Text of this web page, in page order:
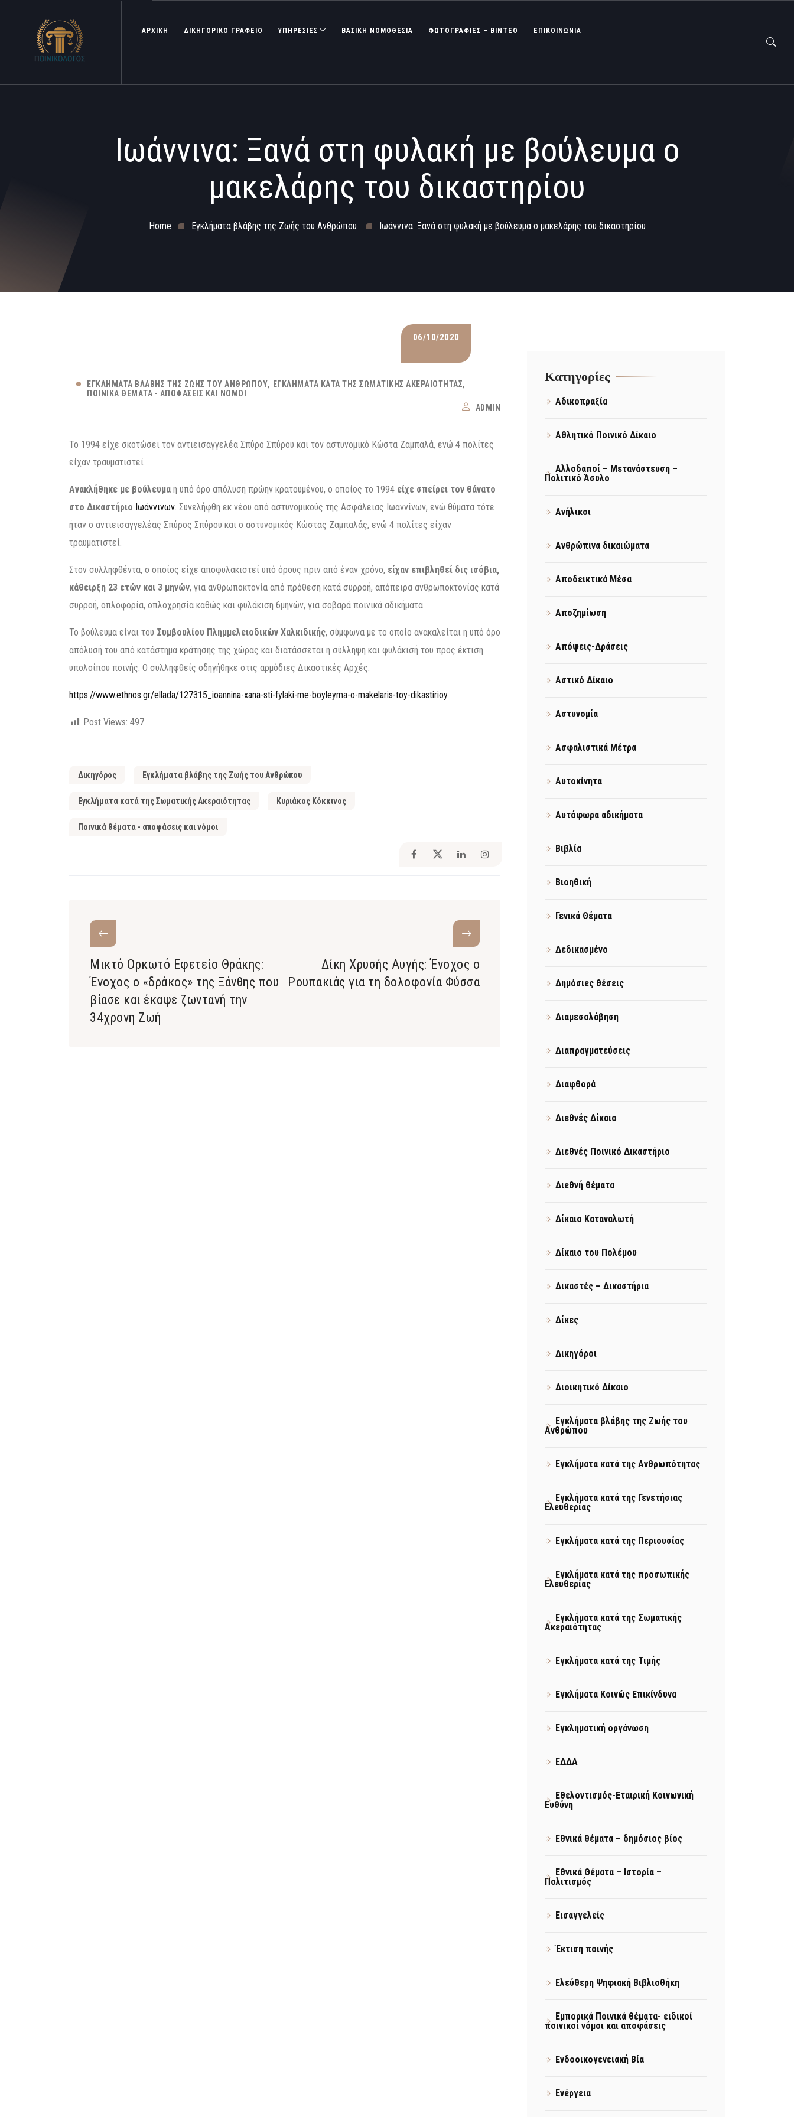
ΑΡΧΙΚΗ ΔΙΚΗΓΟΡΙΚΟ ΓΡΑΦΕΙΟ ΥΠΗΡΕΣΙΕΣ ΒΑΣΙΚΉ ΝΟΜΟΘΕΣΊΑ ΦΩΤΟΓΡΑΦΊΕΣ – ΒΊΝΤΕΟ ΕΠΙΚΟΙΝΩΝΙΑ
Ιωάννινα: Ξανά στη φυλακή με βούλευμα ο
μακελάρης του δικαστηρίου
Home Εγκλήματα βλάβης της Ζωής του Ανθρώπου Ιωάννινα: Ξανά στη φυλακή με βούλευμα ο μακελάρης του δικαστηρίου
06/10/2020
ΕΓΚΛΉΜΑΤΑ ΒΛΆΒΗΣ ΤΗΣ ΖΩΉΣ ΤΟΥ ΑΝΘΡΏΠΟΥ
ΕΓΚΛΉΜΑΤΑ ΚΑΤΆ ΤΗΣ ΣΩΜΑΤΙΚΉΣ ΑΚΕΡΑΙΌΤΗΤΑΣ
ΠΟΙΝΙΚΆ ΘΈΜΑΤΑ - ΑΠΟΦΆΣΕΙΣ ΚΑΙ ΝΌΜΟΙ
ADMIN
Το 1994 είχε σκοτώσει τον αντιεισαγγελέα Σπύρο Σπύρου και τον αστυνομικό Κώστα Ζαμπαλά, ενώ 4 πολίτες
είχαν τραυματιστεί
Ανακλήθηκε με βούλευμα η υπό όρο απόλυση πρώην κρατουμένου, ο οποίος το 1994 είχε σπείρει τον θάνατο
στο Δικαστήριο Ιωάννινων. Συνελήφθη εκ νέου από αστυνομικούς της Ασφάλειας Ιωαννίνων, ενώ θύματα τότε
ήταν ο αντιεισαγγελέας Σπύρος Σπύρου και ο αστυνομικός Κώστας Ζαμπαλάς, ενώ 4 πολίτες είχαν
τραυματιστεί.
Στον συλληφθέντα, ο οποίος είχε αποφυλακιστεί υπό όρους πριν από έναν χρόνο, είχαν επιβληθεί δις ισόβια,
κάθειρξη 23 ετών και 3 μηνών, για ανθρωποκτονία από πρόθεση κατά συρροή, απόπειρα ανθρωποκτονίας κατά
συρροή, οπλοφορία, οπλοχρησία καθώς και φυλάκιση 6μηνών, για σοβαρά ποινικά αδικήματα.
Το βούλευμα είναι του Συμβουλίου Πλημμελειοδικών Χαλκιδικής, σύμφωνα με το οποίο ανακαλείται η υπό όρο
απόλυσή του από κατάστημα κράτησης της χώρας και διατάσσεται η σύλληψη και φυλάκισή του προς έκτιση
υπολοίπου ποινής. Ο συλληφθείς οδηγήθηκε στις αρμόδιες Δικαστικές Αρχές.
https://www.ethnos.gr/ellada/127315_ioannina-xana-sti-fylaki-me-boyleyma-o-makelaris-toy-dikastirioy
Post Views: 497
Δικηγόρος Εγκλήματα βλάβης της Ζωής του Ανθρώπου
Εγκλήματα κατά της Σωματικής Ακεραιότητας Κυριάκος Κόκκινος
Ποινικά θέματα - αποφάσεις και νόμοι
Μικτό Ορκωτό Εφετείο Θράκης:
Ένοχος ο «δράκος» της Ξάνθης που
βίασε και έκαψε ζωντανή την
34χρονη Ζωή
Δίκη Χρυσής Αυγής: Ένοχος ο
Ρουπακιάς για τη δολοφονία Φύσσα
Kατηγορίες
Αδικοπραξία
Αθλητικό Ποινικό Δίκαιο
Αλλοδαποί – Μετανάστευση –
Πολιτικό Άσυλο
Ανήλικοι
Ανθρώπινα δικαιώματα
Αποδεικτικά Μέσα
Αποζημίωση
Απόψεις-Δράσεις
Αστικό Δίκαιο
Αστυνομία
Ασφαλιστικά Μέτρα
Αυτοκίνητα
Αυτόφωρα αδικήματα
Βιβλία
Βιοηθική
Γενικά Θέματα
Δεδικασμένο
Δημόσιες θέσεις
Διαμεσολάβηση
Διαπραγματεύσεις
Διαφθορά
Διεθνές Δίκαιο
Διεθνές Ποινικό Δικαστήριο
Διεθνή θέματα
Δίκαιο Καταναλωτή
Δίκαιο του Πολέμου
Δικαστές – Δικαστήρια
Δίκες
Δικηγόροι
Διοικητικό Δίκαιο
Εγκλήματα βλάβης της Ζωής του
Ανθρώπου
Εγκλήματα κατά της Ανθρωπότητας
Εγκλήματα κατά της Γενετήσιας
Ελευθερίας
Εγκλήματα κατά της Περιουσίας
Εγκλήματα κατά της προσωπικής
Ελευθερίας
Εγκλήματα κατά της Σωματικής
Ακεραιότητας
Εγκλήματα κατά της Τιμής
Εγκλήματα Κοινώς Επικίνδυνα
Εγκληματική οργάνωση
ΕΔΔΑ
Εθελοντισμός-Εταιρική Κοινωνική
Ευθύνη
Εθνικά θέματα – δημόσιος βίος
Εθνικά Θέματα – Ιστορία –
Πολιτισμός
Εισαγγελείς
Έκτιση ποινής
Ελεύθερη Ψηφιακή Βιβλιοθήκη
Εμπορικά Ποινικά θέματα- ειδικοί
ποινικοί νόμοι και αποφάσεις
Ενδοοικογενειακή Βία
Ενέργεια